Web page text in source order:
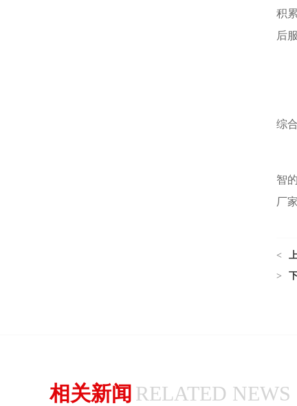
积
后
综
智
厂
<
>
相关新闻 RELATED NEWS